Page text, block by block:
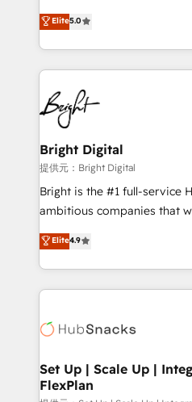
Growth-Driven Design
Sales Enablement HubSpot
HubSpot COS Performance
COS Design Award 🏆2013
Partner 📆Founded in 1997
and nonprofits — to
revenue, and unlock the full
With deep technical and
automation, integration,
lasting impact. We specialize in: • Turnkey and end-
to-end HubSpot
Sales, Service, Marketing &
and chat agents, predictive
workflows • Salesforce +
RevOps and AI-driven sales
design and CMS
and CRM migration from
Client/member portals built
WooCommerce, BuilderTrend, and
the difference — reach out
Elite5.0
Bright Digital
提供元：Bright Digital
Bright is the #1 full-service
ambitious companies that
From HubSpot onboarding,
developing a new website
digital marketing; we do it
results)! In short, our services include: - HubSpot
HubSpot development:
marketing, advertising,
design We connect people, data and technology to
Elite4.9
Set Up | Scale Up |
FlexPlan